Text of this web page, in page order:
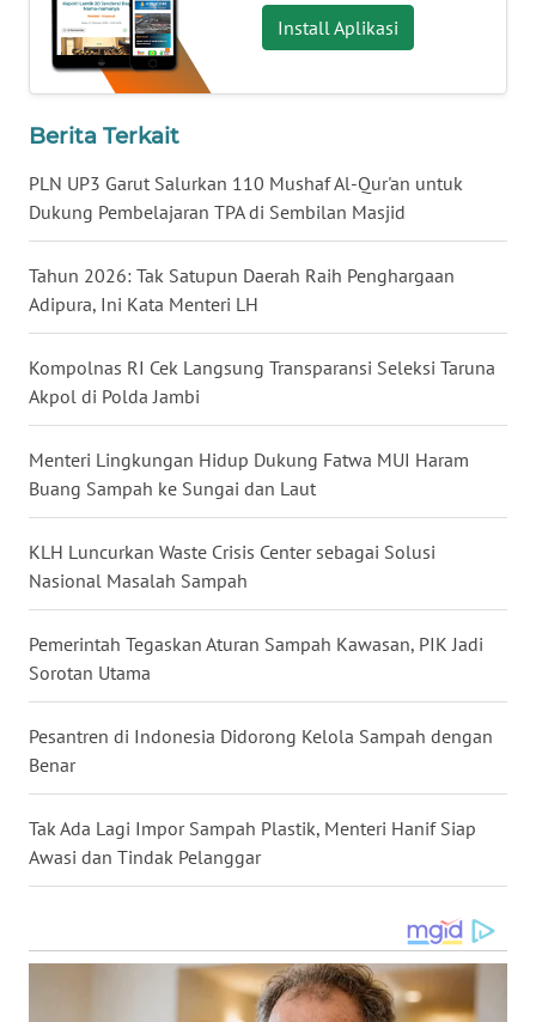
Install Aplikasi
Berita Terkait
PLN UP3 Garut Salurkan 110 Mushaf Al-Qur'an untuk
Dukung Pembelajaran TPA di Sembilan Masjid
Tahun 2026: Tak Satupun Daerah Raih Penghargaan
Adipura, Ini Kata Menteri LH
Kompolnas RI Cek Langsung Transparansi Seleksi Taruna
Akpol di Polda Jambi
Menteri Lingkungan Hidup Dukung Fatwa MUI Haram
Buang Sampah ke Sungai dan Laut
KLH Luncurkan Waste Crisis Center sebagai Solusi
Nasional Masalah Sampah
Pemerintah Tegaskan Aturan Sampah Kawasan, PIK Jadi
Sorotan Utama
Pesantren di Indonesia Didorong Kelola Sampah dengan
Benar
Tak Ada Lagi Impor Sampah Plastik, Menteri Hanif Siap
Awasi dan Tindak Pelanggar
WN
MALUKU
WN
WN
WN
DANAU
TOBA
WN
NIAS
WN
LANGKAT
WN
SELATAN
TANJUNG
LESUNG
WN
KARO
SIMALUNGUN